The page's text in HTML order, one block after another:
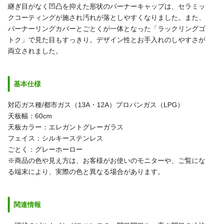
継ぎ目がなく凹凸を抑えた形状のバーナーキャップは、セラミッ
クコーティングが施され汚れが落としやすくなりました。また、
バーナーリングカバーとごとくが一体となった「ラックリングゴ
トク」で見た目もすっきり。デザイン性とお手入れのしやすさが
両立されました。
基本仕様
対応ガス種/都市ガス（13A・12A）プロパンガス（LPG）
天板幅：60cm
天板カラー：エレガントグレーガラス
フェイス：シルキーステンレス
ごとく：グレーホーロー
※商品の色や見え方は、お客様がお使いのモニターや、ご覧にな
る端末により、実際の色と異なる場合があります。
関連情報